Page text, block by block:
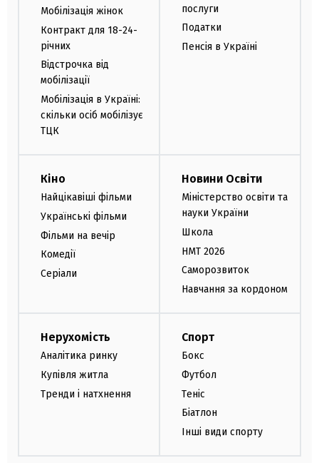
Мобілізація жінок
Контракт для 18-24-
річних
Відстрочка від
мобілізації
Мобілізація в Україні:
скільки осіб мобілізує
ТЦК
послуги
Податки
Пенсія в Україні
Кіно
Найцікавіші фільми
Українські фільми
Фільми на вечір
Комедії
Серіали
Новини Освіти
Міністерство освіти та
науки України
Школа
НМТ 2026
Саморозвиток
Навчання за кордоном
Нерухомість
Аналітика ринку
Купівля житла
Тренди і натхнення
Спорт
Бокс
Футбол
Теніс
Біатлон
Інші види спорту